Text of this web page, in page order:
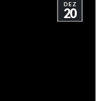
DEZ
20